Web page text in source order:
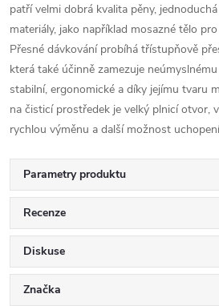
patří velmi dobrá kvalita pěny,
materiály, jako například mosazné tělo
Přesné dávkování probíhá třístupňově
která také účinně zamezuje
stabilní, ergonomické a díky jejímu tvaru
na čisticí prostředek je velký plnicí otvor,
rychlou výměnu a další možnost
Parametry produktu
Recenze
Diskuse
Značka